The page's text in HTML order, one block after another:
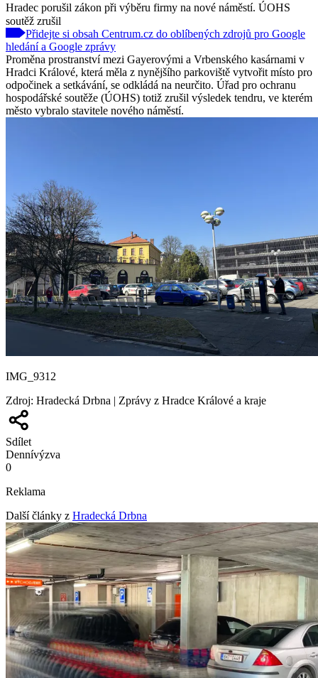
Hradec porušil zákon při výběru firmy na nové náměstí. ÚOHS
soutěž zrušil
Přidejte si obsah Centrum.cz do oblíbených zdrojů pro Google
hledání a Google zprávy
Proměna prostranství mezi Gayerovými a Vrbenského kasárnami v
Hradci Králové, která měla z nynějšího parkoviště vytvořit místo pro
odpočinek a setkávání, se odkládá na neurčito. Úřad pro ochranu
hospodářské soutěže (ÚOHS) totiž zrušil výsledek tendru, ve kterém
město vybralo stavitele nového náměstí.
IMG_9312
Zdroj: Hradecká Drbna | Zprávy z Hradce Králové a kraje
Sdílet
Dennívýzva
0
Reklama
Další články z Hradecká Drbna